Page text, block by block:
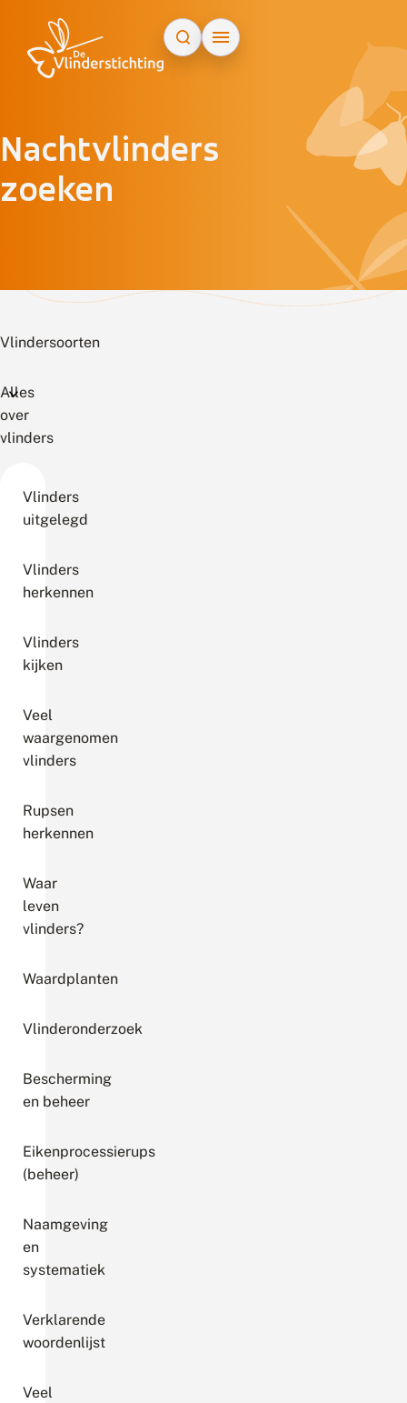
Nachtvlinders
zoeken
Vlindersoorten
Alles
over
vlinders
Vlinders
uitgelegd
Vlinders
herkennen
Vlinders
kijken
Veel
waargenomen
vlinders
Rupsen
herkennen
Waar
leven
vlinders?
Waardplanten
Vlinderonderzoek
Bescherming
en beheer
Eikenprocessierups
(beheer)
Naamgeving
en
systematiek
Verklarende
woordenlijst
Veel